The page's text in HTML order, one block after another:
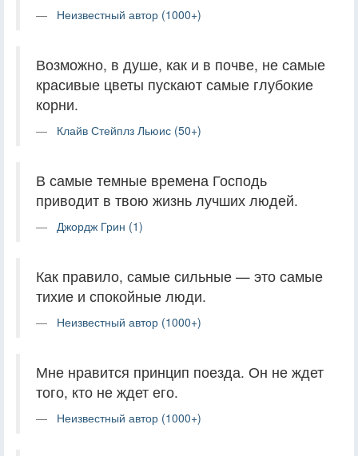
Неизвестный автор (1000+)
Возможно, в душе, как и в почве, не самые
красивые цветы пускают самые глубокие
корни.
Клайв Стейплз Льюис (50+)
В самые темные времена Господь
приводит в твою жизнь лучших людей.
Джордж Грин (1)
Как правило, самые сильные — это самые
тихие и спокойные люди.
Неизвестный автор (1000+)
Мне нравится принцип поезда. Он не ждет
того, кто не ждет его.
Неизвестный автор (1000+)